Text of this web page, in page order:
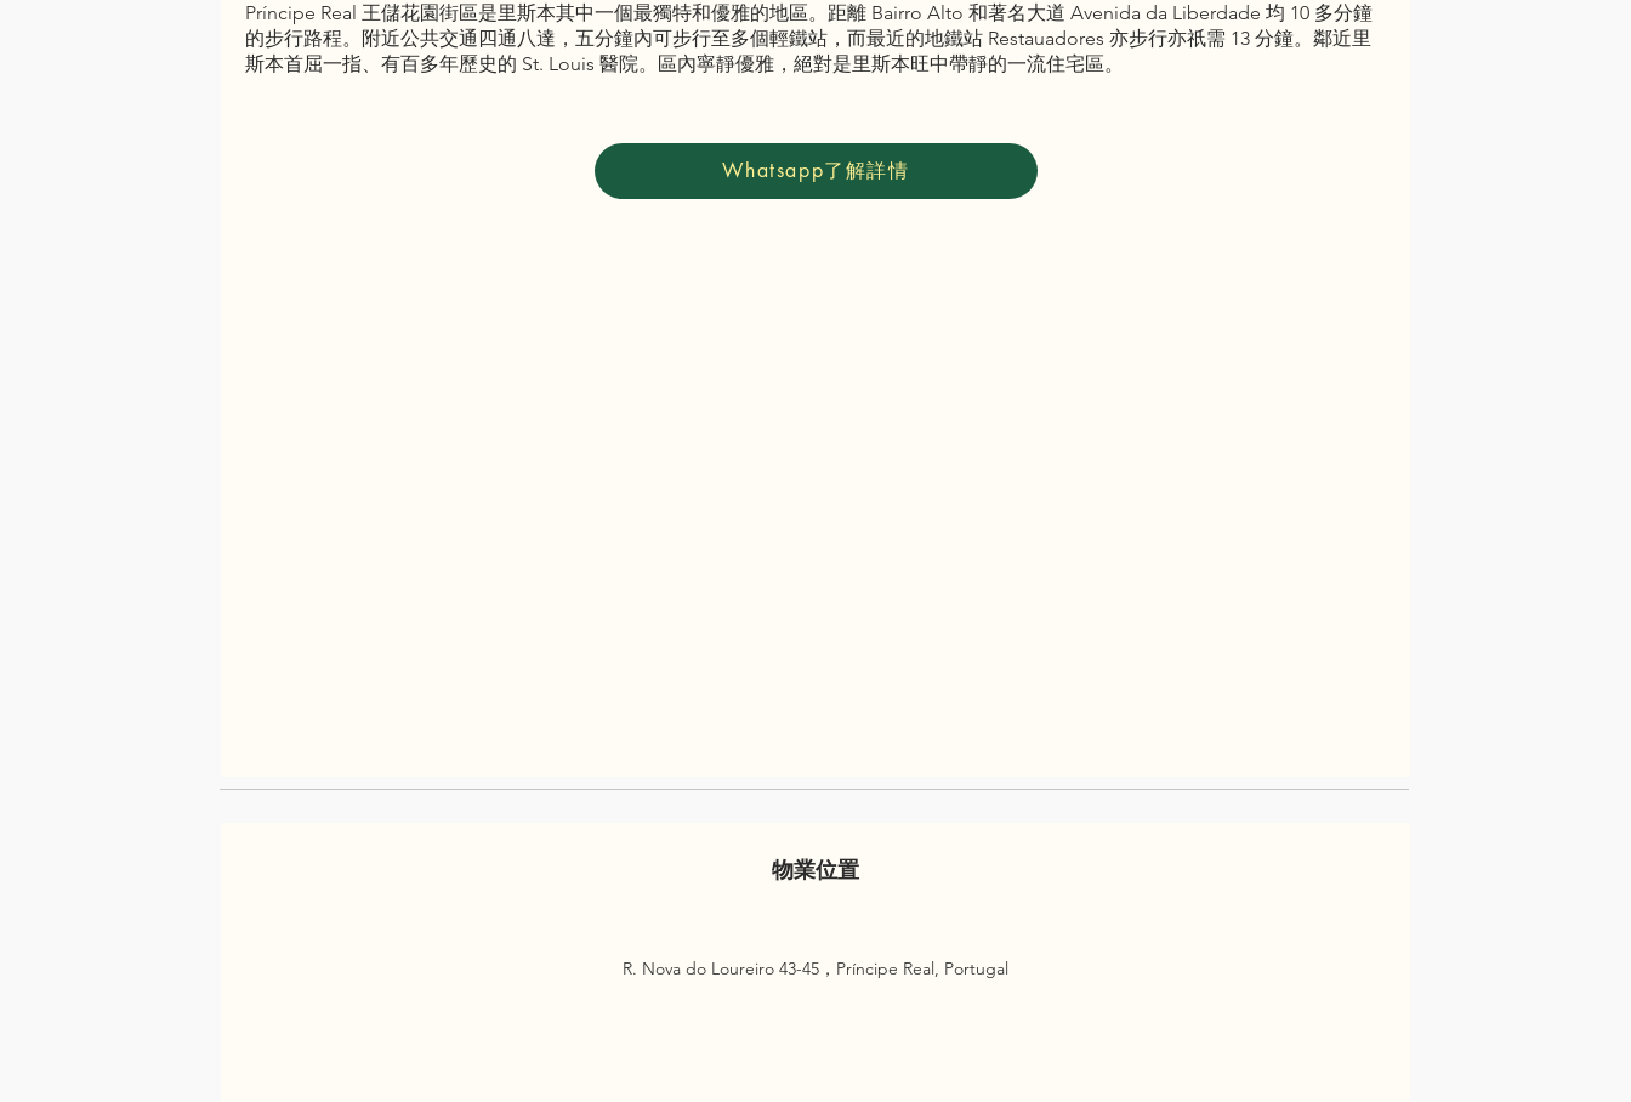
Príncipe Real 王儲花園街區是里斯本其中一個最獨特和優雅的地區。距離 Bairro Alto 和著名大道 Avenida da Liberdade 均 10 多分鐘
的步行路程。附近公共交通四通八達，五分鐘內可步行至多個輕鐵站，而最近的地鐵站 Restauadores 亦步行亦祇需 13 分鐘。鄰近里
斯本首屈一指、有百多年歷史的 St. Louis 醫院。區內寧靜優雅，絕對是里斯本旺中帶靜的一流住宅區。
Whatsapp了解詳情
物業位置
R. Nova do Loureiro 43-45，Príncipe Real, Portugal